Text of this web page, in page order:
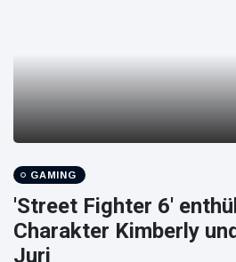
GAMING
'Street Fighter 6'
Charakter Kimberly
Juri